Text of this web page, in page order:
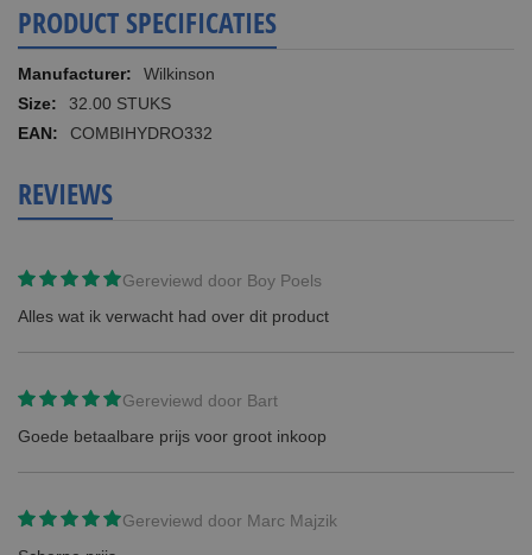
PRODUCT SPECIFICATIES
Meer
informatie
Wilkinson
32.00 STUKS
COMBIHYDRO332
REVIEWS
Gereviewd door Boy Poels
Alles wat ik verwacht had over dit product
Gereviewd door Bart
Goede betaalbare prijs voor groot inkoop
Gereviewd door Marc Majzik